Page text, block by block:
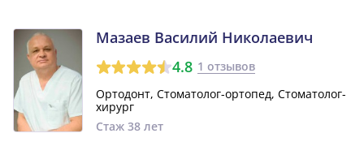
Мазаев Василий Николаевич
4.8 1 отзывов
Ортодонт, Стоматолог-ортопед, Стоматолог-
хирург
Стаж 38 лет